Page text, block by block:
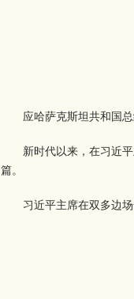
应哈萨克斯坦共和国
新时代以来，在习近
篇。
习近平主席在双多边